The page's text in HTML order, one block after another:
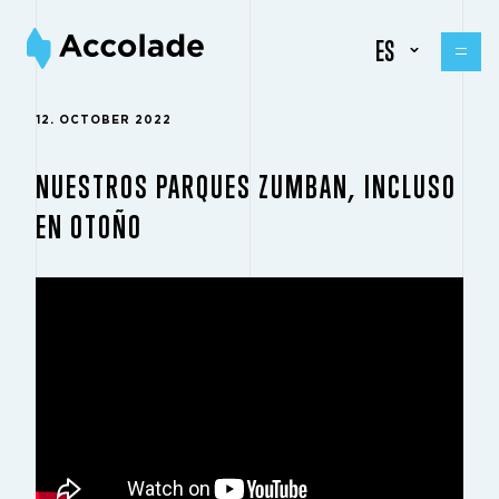
ES
12. OCTOBER 2022
NUESTROS PARQUES ZUMBAN, INCLUSO
EN OTOÑO